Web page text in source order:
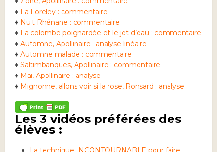
♦ La Loreley : commentaire
♦ Nuit Rhénane : commentaire
♦ La colombe poignardée et le jet d’eau : commentaire
♦Automne, Apollinaire : analyse linéaire
♦Automne malade : commentaire
♦Saltimbanques, Apollinaire : commentaire
♦ Mai, Apollinaire : analyse
♦ Mignonne, allons voir si la rose, Ronsard : analyse
Les 3 vidéos préférées des
élèves :
La technique INCONTOURNABLE pour faire